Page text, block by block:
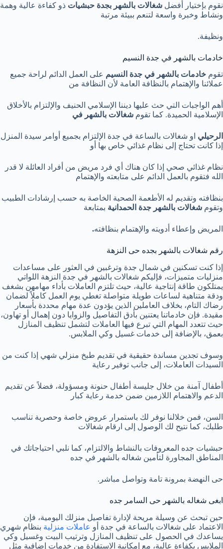
نقوم بإختيار أفضل شغالات بالشهر بجدة حبشيات ذو كفاءة عالية وهمة
ونشاط وخبرة واسعة لتنعم ببيئة مرتبة
ونظيفة.
خادمات بالشهر في جدة النسيم
تقوم خادمات بالشهر في جدة النسيم على العمل الدائم لراحة جميع
عملائنا والإهتمام بالنظافة العامة لأن النظافة من
أهم الواجبات التي حث عليها ديننا الإسلامي الحنيف والإلتزام بالأخلاق
الإسلامية الحميدة. كما تقوم شغالات بالشهر في
الرحيلي او شغالات بالساعة في جدة الإلتزام بجميع أوامر سيدة المنزل
إذا كانت تحتاج إلى نظام غذائي خاص بها أو
نظام غذائي صحي إذا كان هناك أي فرد مريض من أفراد العائلة لا قدر
الله فتقوم بالعمل الدائم على متابعته والإهتمام
بنظافته وتقديم له الأطعمة الصحية الخاصة به حسب إرشادات الطبيب
وتقوم شغالات بالشهر جدة الحمدانية بمتابعة
المريض وإعطاء أدويته والإهتمام بنظافته.
رقم شغالات بالشهر بجده حى النزهة
إذا كنت تسكنين في شمال جدة وترغبين في العثور على مساعدات
منزليات متميزات، فإليكم شغالات بالشهر في جدة النزهة اللواتي
يمتلكون طاقة إنتاجية عالية، حيث تلتزم العاملات بأداء مهامهن بشغف
ودقة متناهية لساعات طويلة متواصلة تغطي يوم العمل كاملاً لضمان
رضاك التام، بخلاف العاملين الذين يؤدون عدة مهام محددة بأسعار
مقيدة. فإن خادماتنا يعتنين بأدق التفاصيل والزوايا دون إهمال أو تهاون،
حيث ​تتعدد المهام التي تبرع فيها العاملات لتشمل تنظيف المنازل
بعمق، بالإضافة إلى خدمات غسيل وكي الملابس.
وسوف تجدين مساندة حقيقية في تقديم طبخ منزلي شهي إذا كنت من
السيدات العاملات، إلى جانب توفير رعاية
أطفال آمنة من خلال جليسة أطفال حنونة ومسؤولة، فضلاً عن تقديم
الدعم والاهتمام اللازمين ضمن خدمة رعاية كبار
السن، فمن خلالنا ​نوفر لك باستمرار عروض خاصة وحصرية تناسب
طلبك، كما نتيح لك الوصول إلى ارقام شغالات
حبشيات جده المعروفات بالنشاط والالتزام، كما نلبي احتياجاتك في
المناطق المجاورة لتأمين شغاله بالشهر في جده
حى النهضة بمرونة تامة وتواصل مباشر.
ابغى شغاله بالشهر حى السامر جده
حين تبحث عن وسيلة مريحة لإدارة تفاصيل منزلك اليومية، فإن
الاعتماد على شغالات بالساعة في جدة أو عاملات منزلية بنظام شهري
يساعدك في الحصول على تنظيف المنازل وترتيب البيت وغسيل وكي
الملابس بكفاءة عالية، مع إمكانية الاستفادة من خدمات إضافية مثل